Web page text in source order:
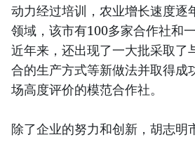
动力经过培训，农业增长速度逐
领域，该市有100多家合作社和
近年来，还出现了一大批采取了
合的生产方式等新做法并取得成
场高度评价的模范合作社。
除了企业的努力和创新，胡志明